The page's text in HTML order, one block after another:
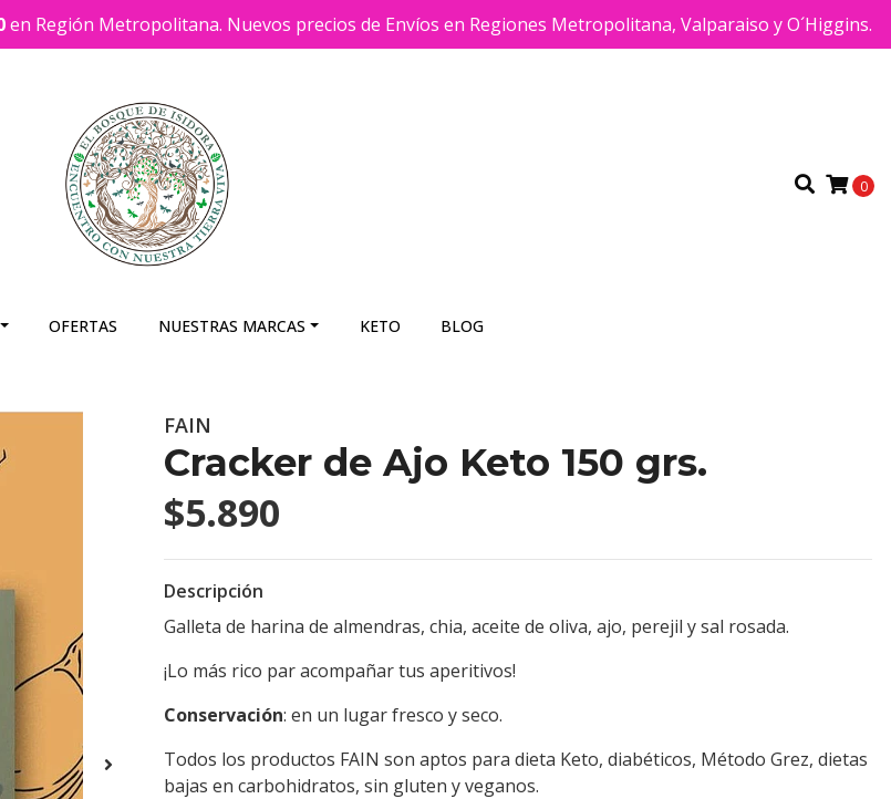
en Región Metropolitana. Nuevos precios de Envíos en Regiones Metropolitana, Valparaiso y O´Higgins.
0
OFERTAS NUESTRAS MARCAS KETO BLOG
FAIN
Cracker de Ajo Keto 150 grs.
$5.890
Descripción
Galleta de harina de almendras, chia, aceite de oliva, ajo, perejil y sal rosada.
¡Lo más rico par acompañar tus aperitivos!
Conservación: en un lugar fresco y seco.
Todos los productos FAIN son aptos para dieta Keto, diabéticos, Método Grez, dietas
bajas en carbohidratos, sin gluten y veganos.